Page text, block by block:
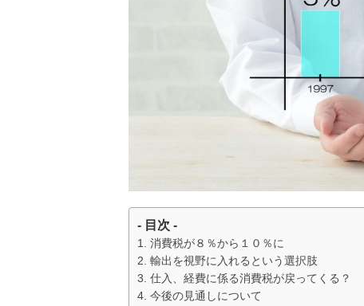
- 目次 -
消費税が８％から１０％に
輸出を視野に入れるという選択肢
仕入、経費に係る消費税が戻ってくる？
今後の見通しについて